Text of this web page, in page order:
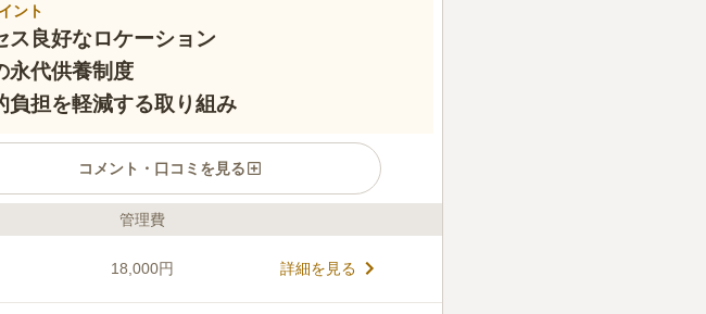
ント
ス良好なロケーション
永代供養制度
負担を軽減する取り組み
コメント・口コミを見る
編集部のコメント
岡方面からも便利です。永代供養制度が充実しており、継承
いなくても五十回忌まで供養され、安心して利用できま
管理費
18,000円 詳細を見る